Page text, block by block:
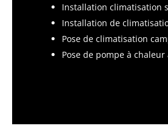
Installation climatisation
Installation de
Pose de climatisation
Pose de pompe à